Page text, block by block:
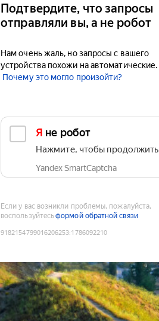
Подтвердите, что запросы
отправляли вы, а не робот
Нам очень жаль, но запросы с вашего
устройства похожи на автоматические.
Почему это могло произойти?
Я не робот
Нажмите, чтобы продолжить
Yandex SmartCaptcha
Если у вас возникли проблемы, пожалуйста,
воспользуйтесьформой обратной связи
9182154799016206253:1786092210